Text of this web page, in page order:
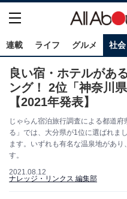
連載 ライフ グルメ 社会
良い宿・ホテルがあ
ング！ 2位「神奈川
【2021年発表】
じゃらん宿泊旅行調査による都道
る」では、大分県が1位に選ばれま
ます。いずれも有名な温泉地があ
す。
2021.08.12
ナレッジ・リンクス 編集部